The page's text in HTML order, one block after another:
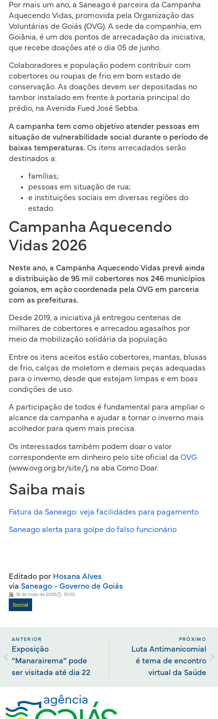
Por mais um ano, a Saneago é parceira da Campanha
Aquecendo Vidas, promovida pela Organização das
Voluntárias de Goiás (OVG). A sede da companhia, em
Goiânia, é um dos pontos de arrecadação da iniciativa,
que recebe doações até o dia 05 de junho.
Colaboradores e população podem contribuir com
cobertores ou roupas de frio em bom estado de
conservação. As doações devem ser depositadas no
tambor instalado em frente à portaria principal do
prédio, na Avenida Fued José Sebba.
A campanha tem como objetivo atender pessoas em
situação de vulnerabilidade social durante o período de
baixas temperaturas. Os itens arrecadados serão
destinados a:
famílias;
pessoas em situação de rua;
e instituições sociais em diversas regiões do
estado.
Campanha Aquecendo
Vidas 2026
Neste ano, a Campanha Aquecendo Vidas prevê ainda
a distribuição de 95 mil cobertores nos 246 municípios
goianos, em ação coordenada pela OVG em parceria
com as prefeituras.
Desde 2019, a iniciativa já entregou centenas de
milhares de cobertores e arrecadou agasalhos por
meio da mobilização solidária da população.
Entre os itens aceitos estão cobertores, mantas, blusas
de frio, calças de moletom e demais peças adequadas
para o inverno, desde que estejam limpas e em boas
condições de uso.
A participação de todos é fundamental para ampliar o
alcance da campanha e ajudar a tornar o inverno mais
acolhedor para quem mais precisa.
Os interessados também podem doar o valor
correspondente em dinheiro pelo site oficial da OVG
(www.ovg.org.br/site/), na aba Como Doar.
Saiba mais
Fatura da Saneago: veja facilidades para pagamento
Saneago alerta para golpe do falso funcionário
Editado porHosana Alves
via Saneago - Governo de Goiás
18 de maio de 2026 10:00
Social
ANTERIOR
Exposição
“Manarairema” pode
ser visitada até dia 22
PRÓXIMO
Luta Antimanicomial
é tema de encontro
virtual da Saúde